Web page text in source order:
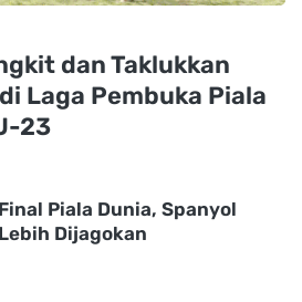
dan Taklukkan
Laga Pembuka Piala
23
Final Piala Dunia, Spanyol
Lebih Dijagokan